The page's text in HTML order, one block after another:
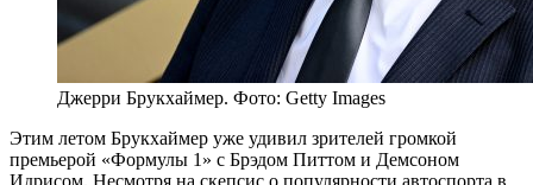
Джерри Брукхаймер. Фото: Getty Images
Этим летом Брукхаймер уже удивил зрителей громкой
премьерой «Формулы 1» с Брэдом Питтом и Демсоном
Идрисом. Несмотря на скепсис о популярности автоспорта в